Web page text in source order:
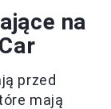
na
przed
mają